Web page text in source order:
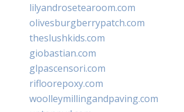
lilyandrosetearoom.com
olivesburgberrypatch.com
theslushkids.com
giobastian.com
glpascensori.com
rifloorepoxy.com
woolleymillingandpaving.com